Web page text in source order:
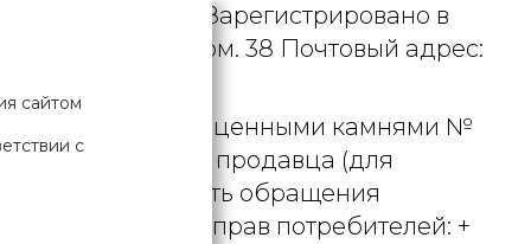
190729471. Зарегистрировано в
д. 9А, пом. 38 Почтовый адрес:
и драгоценными камнями №
телефона продавца (для
рассматривать обращения
о защите прав потребителей: +
сайтом
с